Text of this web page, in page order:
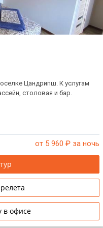
Цандрипш. К услугам
столовая и бар.
от 5 960 ₽ за ночь
в офисе